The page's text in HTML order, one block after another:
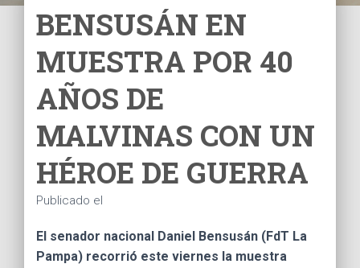
O
BENSUSÁN EN
MUESTRA POR 40
AÑOS DE
MALVINAS CON UN
HÉROE DE GUERRA
Publicado el
El senador nacional Daniel Bensusán (FdT La
Pampa) recorrió este viernes la muestra